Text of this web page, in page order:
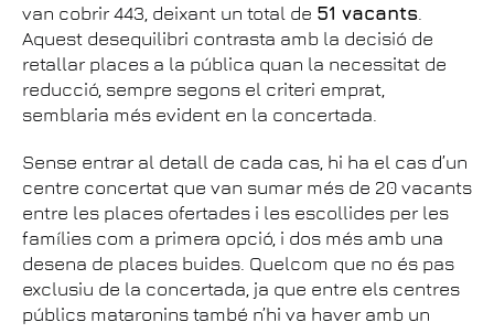
van cobrir 443, deixant un total de 51 vacants
Aquest desequilibri contrasta amb la decisió de
retallar places a la pública quan la necessitat de
reducció, sempre segons el criteri emprat,
semblaria més evident en la concertada.
Sense entrar al detall de cada cas, hi ha el cas d’un
centre concertat que van sumar més de 20 vacants
entre les places ofertades i les escollides per les
famílies com a primera opció, i dos més amb una
desena de places buides. Quelcom que no és pas
exclusiu de la concertada, ja que entre els centres
públics mataronins també n’hi va haver amb un